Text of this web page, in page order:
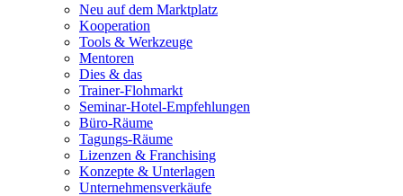
Neu auf dem Marktplatz
Kooperation
Tools & Werkzeuge
Mentoren
Dies & das
Trainer-Flohmarkt
Seminar-Hotel-Empfehlungen
Büro-Räume
Tagungs-Räume
Lizenzen & Franchising
Konzepte & Unterlagen
Unternehmensverkäufe